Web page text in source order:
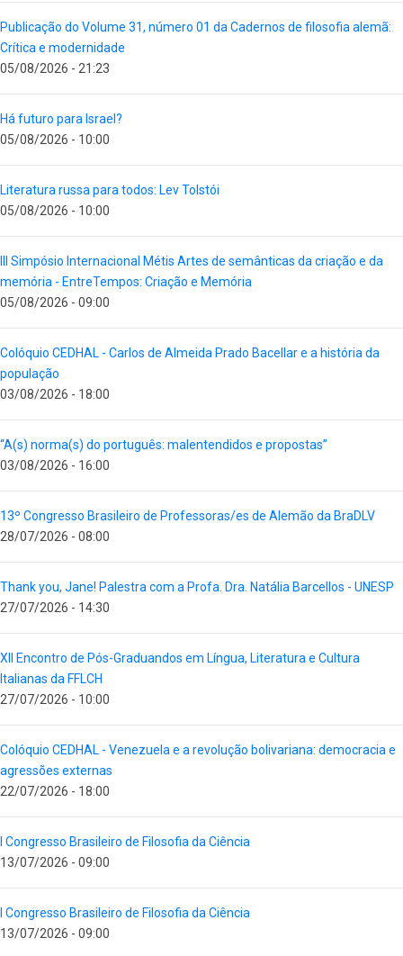
Publicação do Volume 31, número 01 da Cadernos de filosofia alemã:
Crítica e modernidade
05/08/2026 - 21:23
Há futuro para Israel?
05/08/2026 - 10:00
Literatura russa para todos: Lev Tolstói
05/08/2026 - 10:00
III Simpósio Internacional Métis Artes de semânticas da criação e da
memória - EntreTempos: Criação e Memória
05/08/2026 - 09:00
Colóquio CEDHAL - Carlos de Almeida Prado Bacellar e a história da
população
03/08/2026 - 18:00
“A(s) norma(s) do português: malentendidos e propostas”
03/08/2026 - 16:00
13º Congresso Brasileiro de Professoras/es de Alemão da BraDLV
28/07/2026 - 08:00
Thank you, Jane! Palestra com a Profa. Dra. Natália Barcellos - UNESP
27/07/2026 - 14:30
XII Encontro de Pós-Graduandos em Língua, Literatura e Cultura
Italianas da FFLCH
27/07/2026 - 10:00
Colóquio CEDHAL - Venezuela e a revolução bolivariana: democracia e
agressões externas
22/07/2026 - 18:00
I Congresso Brasileiro de Filosofia da Ciência
13/07/2026 - 09:00
I Congresso Brasileiro de Filosofia da Ciência
13/07/2026 - 09:00